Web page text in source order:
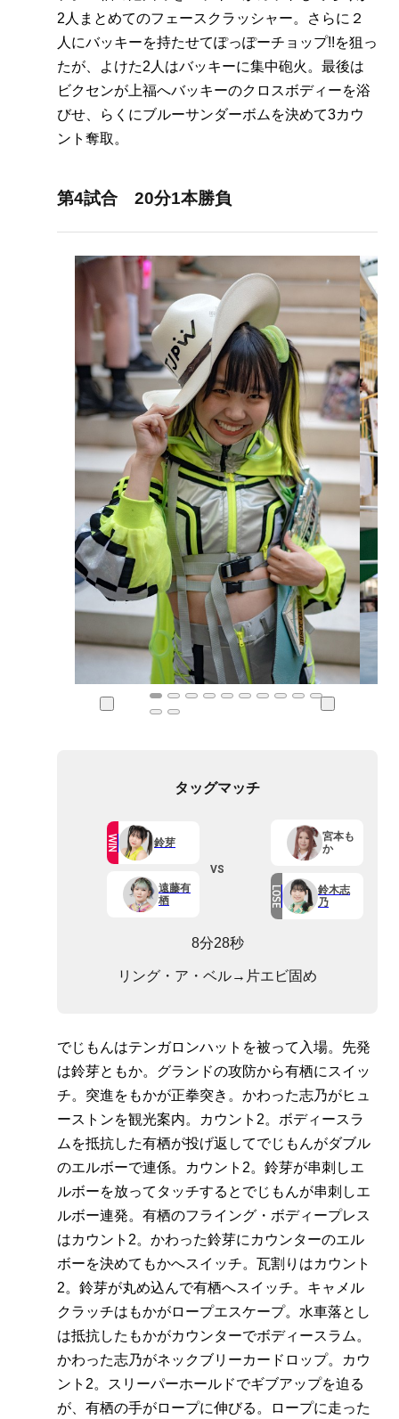
2人まとめてのフェースクラッシャー。さらに２
人にバッキーを持たせてぽっぽーチョップ!!を狙っ
たが、よけた2人はバッキーに集中砲火。最後は
ビクセンが上福へバッキーのクロスボディーを浴
びせ、らくにブルーサンダーボムを決めて3カウ
ント奪取。
第4試合 20分1本勝負
タッグマッチ
WIN 鈴芽
遠藤有
栖
VS
宮本も
か
LOSE
鈴木志
乃
8分28秒
リング・ア・ベル→片エビ固め
でじもんはテンガロンハットを被って入場。先発
は鈴芽ともか。グランドの攻防から有栖にスイッ
チ。突進をもかが正拳突き。かわった志乃がヒュ
ーストンを観光案内。カウント2。ボディースラ
ムを抵抗した有栖が投げ返してでじもんがダブル
のエルボーで連係。カウント2。鈴芽が串刺しエ
ルボーを放ってタッチするとでじもんが串刺しエ
ルボー連発。有栖のフライング・ボディープレス
はカウント2。かわった鈴芽にカウンターのエル
ボーを決めてもかへスイッチ。瓦割りはカウント
2。鈴芽が丸め込んで有栖へスイッチ。キャメル
クラッチはもかがロープエスケープ。水車落とし
は抵抗したもかがカウンターでボディースラム。
かわった志乃がネックブリーカードロップ。カウ
ント2。スリーパーホールドでギブアップを迫る
が、有栖の手がロープに伸びる。ロープに走った